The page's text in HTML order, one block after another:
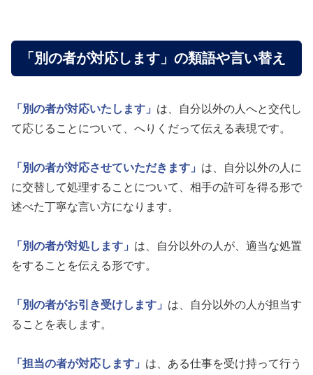
「別の者が対応します」の類語や言い替え
「別の者が対応いたします」 は、自分以外の人へと交代し
て応じることについて、へりくだって伝える表現です。
「別の者が対応させていただきます」 は、自分以外の人に
に交替して処理することについて、相手の許可を得る形で
述べた丁寧な言い方になります。
「別の者が対処します」 は、自分以外の人が、適当な処置
をすることを伝える形です。
「別の者がお引き受けします」 は、自分以外の人が担当す
ることを表します。
「担当の者が対応します」 は、ある仕事を受け持って行う